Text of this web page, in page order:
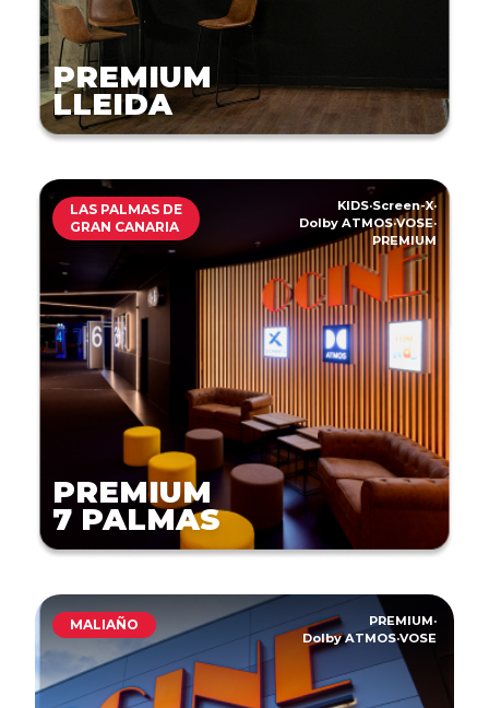
PREMIUM
LLEIDA
LAS PALMAS DE
GRAN CANARIA
KIDS·Screen-X·
Dolby ATMOS·VOSE·
PREMIUM
PREMIUM
7 PALMAS
MALIAÑO PREMIUM·
Dolby ATMOS·VOSE